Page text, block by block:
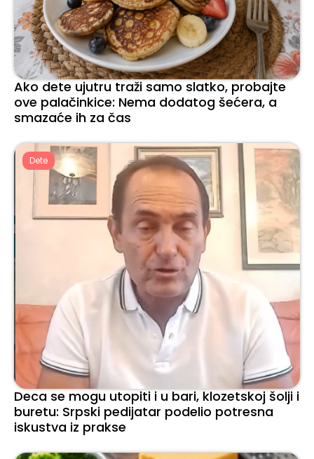
Ako dete ujutru traži samo slatko, probajte
ove palačinkice: Nema dodatog šećera, a
smazaće ih za čas
Dete
Deca se mogu utopiti i u bari, klozetskoj šolji i
buretu: Srpski pedijatar podelio potresna
iskustva iz prakse